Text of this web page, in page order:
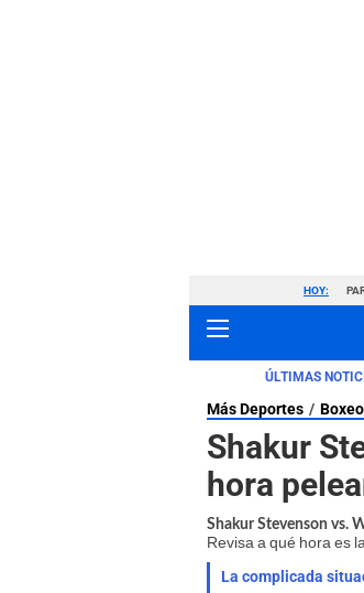
HOY:
ÚLTIMAS
Más Deportes Boxeo
Shakur
hora
Shakur Stevenson vs.
Revisa a qué hora es